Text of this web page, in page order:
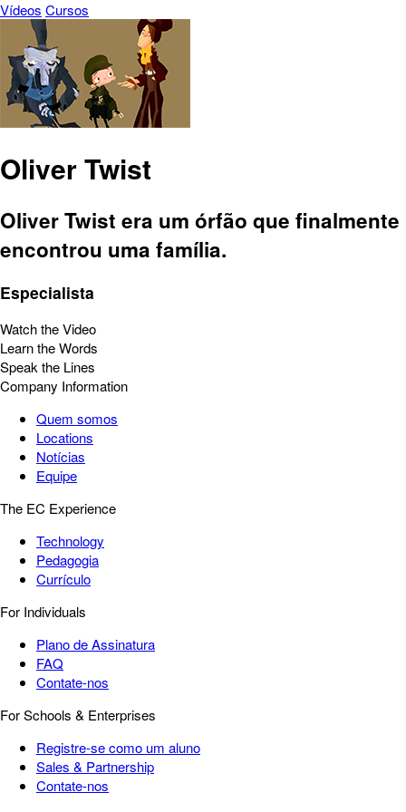
Vídeos Cursos
Oliver Twist
Oliver Twist era um órfão que finalmente
encontrou uma família.
Especialista
Watch the Video
Learn the Words
Speak the Lines
Company Information
Quem somos
Locations
Notícias
Equipe
The EC Experience
Technology
Pedagogia
Currículo
For Individuals
Plano de Assinatura
FAQ
Contate-nos
For Schools & Enterprises
Registre-se como um aluno
Sales & Partnership
Contate-nos